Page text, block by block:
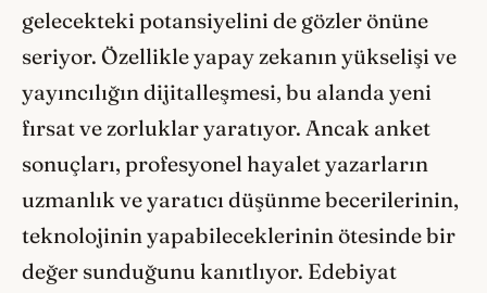
gelecekteki potansiyelini de gözler önüne
seriyor. Özellikle yapay zekanın yükselişi ve
yayıncılığın dijitalleşmesi, bu alanda yeni
fırsat ve zorluklar yaratıyor. Ancak anket
sonuçları, profesyonel hayalet yazarların
uzmanlık ve yaratıcı düşünme becerilerinin,
teknolojinin yapabileceklerinin ötesinde bir
değer sunduğunu kanıtlıyor. Edebiyat